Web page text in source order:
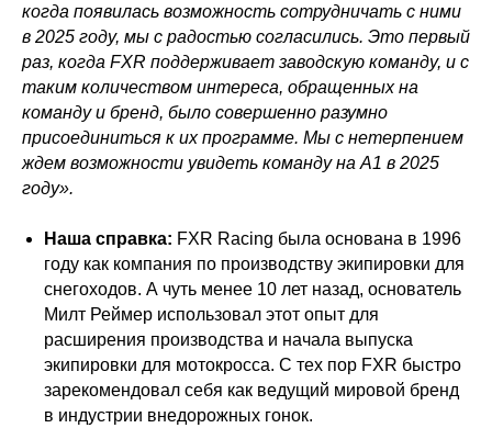
когда появилась возможность сотрудничать с ними
в 2025 году, мы с радостью согласились. Это первый
раз, когда FXR поддерживает заводскую команду, и с
таким количеством интереса, обращенных на
команду и бренд, было совершенно разумно
присоединиться к их программе. Мы с нетерпением
ждем возможности увидеть команду на A1 в 2025
году».
Наша справка: FXR Racing была основана в 1996
году как компания по производству экипировки для
снегоходов. А чуть менее 10 лет назад, основатель
Милт Реймер использовал этот опыт для
расширения производства и начала выпуска
экипировки для мотокросса. С тех пор FXR быстро
зарекомендовал себя как ведущий мировой бренд
в индустрии внедорожных гонок.